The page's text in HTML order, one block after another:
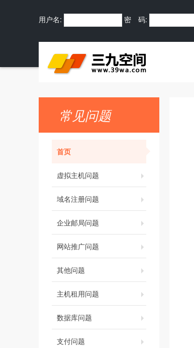
用户名: 密 码:
常见问题
首页
虚拟主机问题
域名注册问题
企业邮局问题
网站推广问题
其他问题
主机租用问题
数据库问题
支付问题